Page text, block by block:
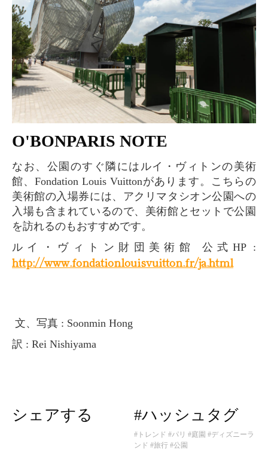
O'BONPARIS NOTE
なお、公園のすぐ隣にはルイ・ヴィトンの美術
館、Fondation Louis Vuittonがあります。こちらの
美術館の入場券には、アクリマタシオン公園への
入場も含まれているので、美術館とセットで公園
を訪れるのもおすすめです。
ルイ・ヴィトン財団美術館 公式HP :
http://www.fondationlouisvuitton.fr/ja.html
文、写真 : Soonmin Hong
訳 : Rei Nishiyama
シェアする #ハッシュタグ
#トレンド #パリ #庭園 #ディズニーラ
ンド #旅行 #公園